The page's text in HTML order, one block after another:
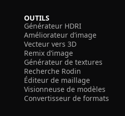
OUTILS
Générateur HDRI
Améliorateur d’image
Vecteur vers 3D
Remix d’image
Générateur de textures
Recherche Rodin
Éditeur de maillage
Visionneuse de modèles
Convertisseur de formats